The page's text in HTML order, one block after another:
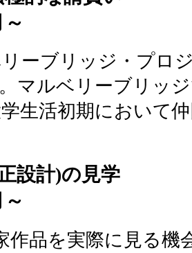
ーブリッジ・プロ
マルベリーブリッ
生活初期において
設計)の見学
作品を実際に見る機